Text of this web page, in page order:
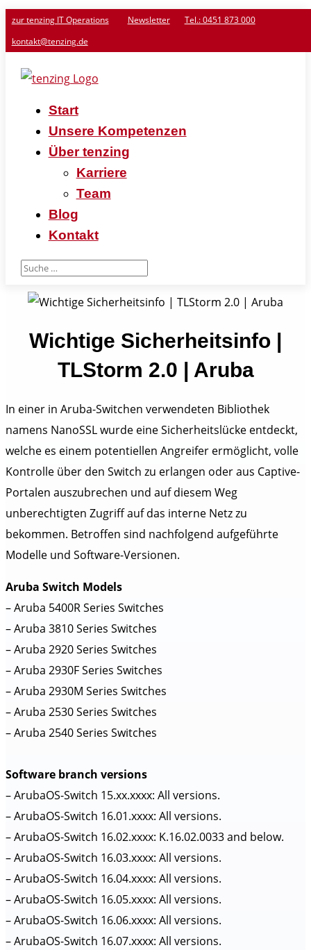
zur tenzing IT Operations Newsletter
Tel.: 0451 873 000
kontakt@tenzing.de
Start
Unsere Kompetenzen
Über tenzing
Karriere
Team
Blog
Kontakt
Wichtige Sicherheitsinfo |
TLStorm 2.0 | Aruba
In einer in Aruba-Switchen verwendeten Bibliothek
namens NanoSSL wurde eine Sicherheitslücke entdeckt,
welche es einem potentiellen Angreifer ermöglicht, volle
Kontrolle über den Switch zu erlangen oder aus Captive-
Portalen auszubrechen und auf diesem Weg
unberechtigten Zugriff auf das interne Netz zu
bekommen. Betroffen sind nachfolgend aufgeführte
Modelle und Software-Versionen.
Aruba Switch Models
– Aruba 5400R Series Switches
– Aruba 3810 Series Switches
– Aruba 2920 Series Switches
– Aruba 2930F Series Switches
– Aruba 2930M Series Switches
– Aruba 2530 Series Switches
– Aruba 2540 Series Switches
Software branch versions
– ArubaOS-Switch 15.xx.xxxx: All versions.
– ArubaOS-Switch 16.01.xxxx: All versions.
– ArubaOS-Switch 16.02.xxxx: K.16.02.0033 and below.
– ArubaOS-Switch 16.03.xxxx: All versions.
– ArubaOS-Switch 16.04.xxxx: All versions.
– ArubaOS-Switch 16.05.xxxx: All versions.
– ArubaOS-Switch 16.06.xxxx: All versions.
– ArubaOS-Switch 16.07.xxxx: All versions.